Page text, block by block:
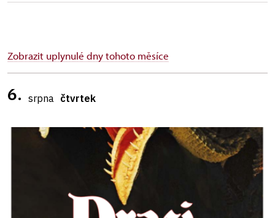
Zobrazit uplynulé dny tohoto měsíce
6. srpna čtvrtek